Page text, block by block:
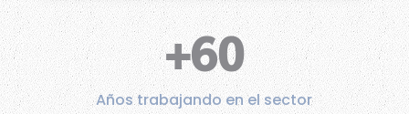
+60
Años trabajando en el sector